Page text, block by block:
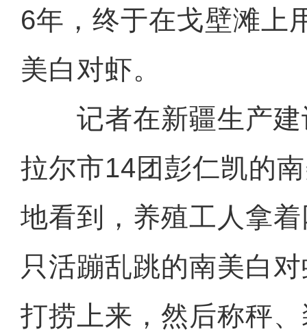
6年，终于在戈壁滩上
美白对虾。
记者在新疆生产建
拉尔市14团彭仁凯的
地看到，养殖工人拿
只活蹦乱跳的南美白
打捞上来，然后称秤